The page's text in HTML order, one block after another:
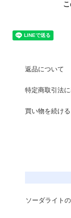
返品について
特定商取引法
買い物を続ける
ソーダライト